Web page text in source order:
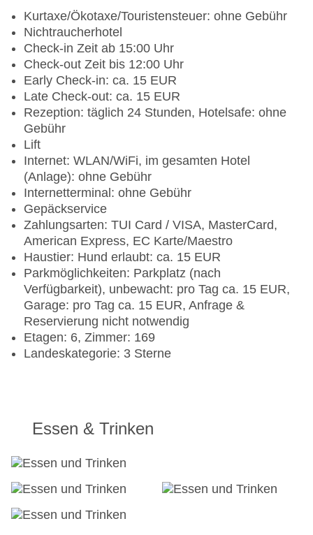
Kurtaxe/Ökotaxe/Touristensteuer: ohne Gebühr
Nichtraucherhotel
Check-in Zeit ab 15:00 Uhr
Check-out Zeit bis 12:00 Uhr
Early Check-in: ca. 15 EUR
Late Check-out: ca. 15 EUR
Rezeption: täglich 24 Stunden, Hotelsafe: ohne
Gebühr
Lift
Internet: WLAN/WiFi, im gesamten Hotel
(Anlage): ohne Gebühr
Internetterminal: ohne Gebühr
Gepäckservice
Zahlungsarten: TUI Card / VISA, MasterCard,
American Express, EC Karte/Maestro
Haustier: Hund erlaubt: ca. 15 EUR
Parkmöglichkeiten: Parkplatz (nach
Verfügbarkeit), unbewacht: pro Tag ca. 15 EUR,
Garage: pro Tag ca. 15 EUR, Anfrage &
Reservierung nicht notwendig
Etagen: 6, Zimmer: 169
Landeskategorie: 3 Sterne
Essen & Trinken